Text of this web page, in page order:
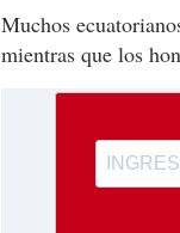
Muchos
mientras que los